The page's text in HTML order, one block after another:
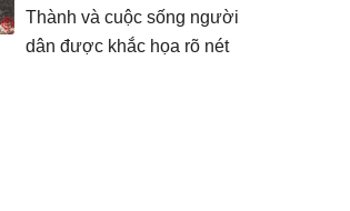
Thành và cuộc sống người
dân được khắc họa rõ nét